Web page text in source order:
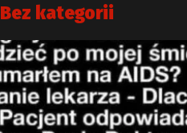
Bez kategorii